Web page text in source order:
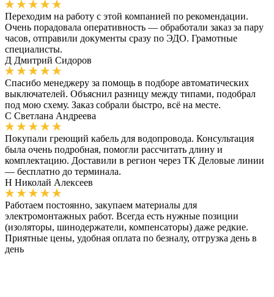
Переходим на работу с этой компанией по рекомендации.
Очень порадовала оперативность — обработали заказ за пару
часов, отправили документы сразу по ЭДО. Грамотные
специалисты.
Д Дмитрий Сидоров
Спасибо менеджеру за помощь в подборе автоматических
выключателей. Объяснил разницу между типами, подобрал
под мою схему. Заказ собрали быстро, всё на месте.
С Светлана Андреева
Покупали греющий кабель для водопровода. Консультация
была очень подробная, помогли рассчитать длину и
комплектацию. Доставили в регион через ТК Деловые линии
— бесплатно до терминала.
Н Николай Алексеев
Работаем постоянно, закупаем материалы для
электромонтажных работ. Всегда есть нужные позиции
(изоляторы, шинодержатели, компенсаторы) даже редкие.
Приятные цены, удобная оплата по безналу, отгрузка день в
день